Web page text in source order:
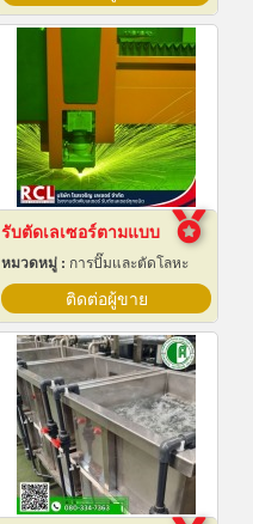
รับตัดเลเซอร์ตามแบบ
หมวดหมู่ : การปั๊มและตัดโลหะ
ติดต่อผู้ขาย